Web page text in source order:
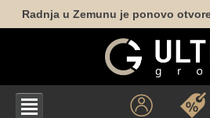
Radnja u Zemunu je ponovo